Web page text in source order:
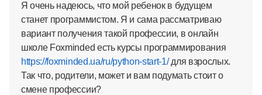
Я очень надеюсь, что мой ребенок в будущем
станет программистом. Я и сама рассматриваю
вариант получения такой профессии, в онлайн
школе Foxminded есть курсы программирования
https://foxminded.ua/ru/python-start-1/для взрослых.
Так что, родители, может и вам подумать стоит о
смене профессии?